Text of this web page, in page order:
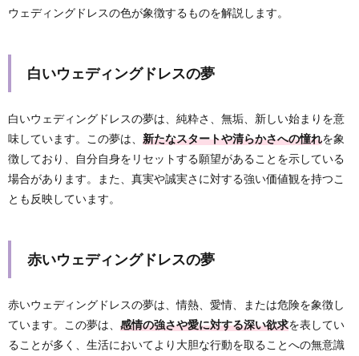
ウェディングドレスの色が象徴するものを解説します。
白いウェディングドレスの夢
白いウェディングドレスの夢は、純粋さ、無垢、新しい始まりを意
味しています。この夢は、 新たなスタートや清らかさへの憧れを象
徴しており、自分自身をリセットする願望があることを示している
場合があります。また、真実や誠実さに対する強い価値観を持つこ
とも反映しています。
赤いウェディングドレスの夢
赤いウェディングドレスの夢は、情熱、愛情、または危険を象徴し
ています。この夢は、 感情の強さや愛に対する深い欲求を表してい
ることが多く、生活においてより大胆な行動を取ることへの無意識